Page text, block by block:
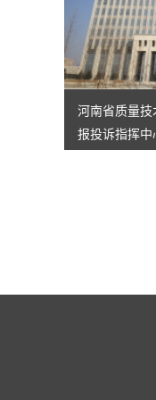
河南省质量
报投诉指挥